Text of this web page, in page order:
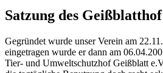
Satzung des Geißblatthof
Gegründet wurde unser Verein am
eingetragen wurde er dann am
Tier- und Umweltschutzhof Geißblatt